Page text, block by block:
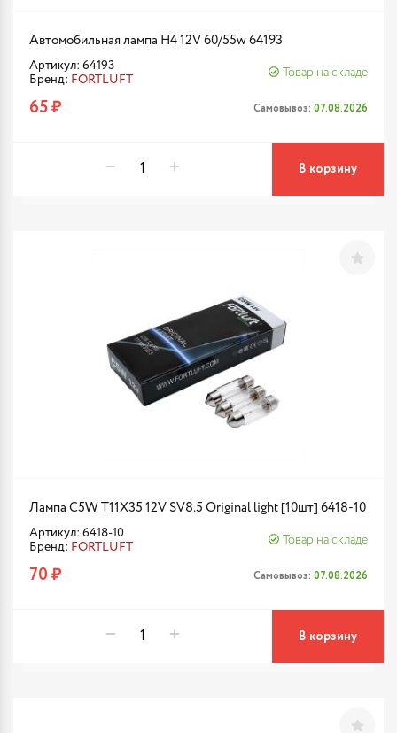
Автомобильная лампа H4 12V 60/55w 64193
Артикул: 64193
Бренд: FORTLUFT
Товар на складе
65 ₽ Самовывоз: 07.08.2026
В корзину
Лампа C5W T11X35 12V SV8.5 Original light [10шт] 6418-10
Артикул: 6418-10
Бренд: FORTLUFT
Товар на складе
70 ₽ Самовывоз: 07.08.2026
В корзину